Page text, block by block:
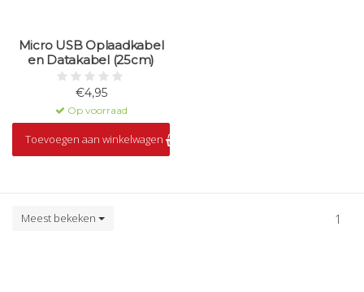
Micro USB Oplaadkabel
en Datakabel (25cm)
€4,95
Op voorraad
Toevoegen aan winkelwagen
Meest bekeken 1